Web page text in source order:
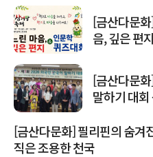
[금산다문
음, 깊은 편
[금산다문
말하기 대
[금산다문화] 필리핀의 숨겨
직은 조용한 천국